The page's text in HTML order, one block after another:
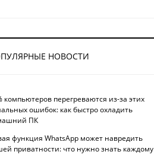
НОВОСТИ
компьютеров перегреваются из-за этих
ошибок: как быстро охладить
ПК
функция WhatsApp может навредить
приватности: что нужно знать каждому